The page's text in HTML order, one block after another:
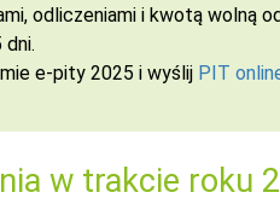
odliczeniami i kwotą wolną
e-pity 2025 i wyślij PIT
w trakcie roku